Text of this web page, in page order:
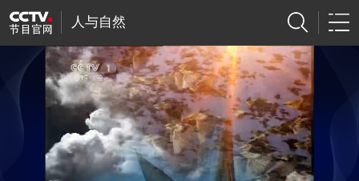
人与自然